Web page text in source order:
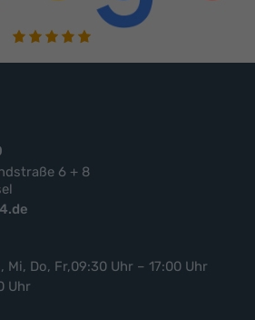
6 + 8
Mi, Do, Fr,09:30 Uhr – 17:00 Uhr
Uhr